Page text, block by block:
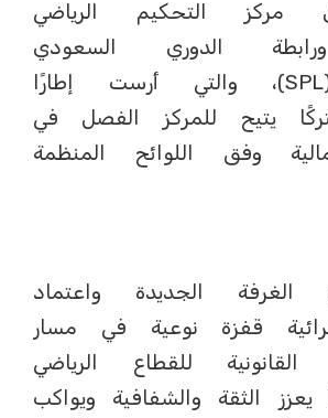
مركز التحكيم الرياضي
الدوري السعودي
للمحترفين (SPL)، والتي أرست إطارًا
يتيح للمركز الفصل في
وفق اللوائح المنظمة
الجديدة واعتماد
قفزة نوعية في مسار
القانونية للقطاع الرياضي
الثقة والشفافية ويواكب